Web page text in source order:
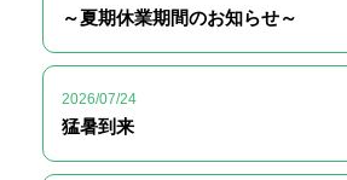
～夏期休業期間のお知らせ～
2026/07/24
猛暑到来